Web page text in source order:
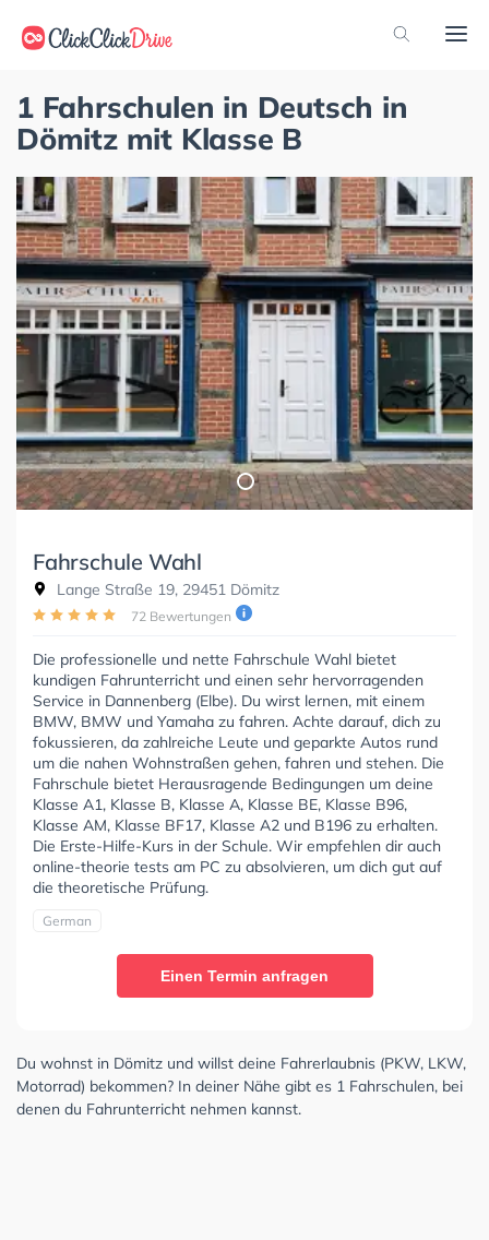
1 Fahrschulen in Deutsch in
Dömitz mit Klasse B
Fahrschule Wahl
Lange Straße 19, 29451 Dömitz
72 Bewertungen
Die professionelle und nette Fahrschule Wahl bietet
kundigen Fahrunterricht und einen sehr hervorragenden
Service in Dannenberg (Elbe). Du wirst lernen, mit einem
BMW, BMW und Yamaha zu fahren. Achte darauf, dich zu
fokussieren, da zahlreiche Leute und geparkte Autos rund
um die nahen Wohnstraßen gehen, fahren und stehen. Die
Fahrschule bietet Herausragende Bedingungen um deine
Klasse A1, Klasse B, Klasse A, Klasse BE, Klasse B96,
Klasse AM, Klasse BF17, Klasse A2 und B196 zu erhalten.
Die Erste-Hilfe-Kurs in der Schule. Wir empfehlen dir auch
online-theorie tests am PC zu absolvieren, um dich gut auf
die theoretische Prüfung.
German
Einen Termin anfragen
Du wohnst in Dömitz und willst deine Fahrerlaubnis (PKW, LKW,
Motorrad) bekommen? In deiner Nähe gibt es 1 Fahrschulen, bei
denen du Fahrunterricht nehmen kannst.